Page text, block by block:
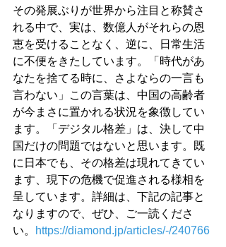
その発展ぶりが世界から注目と称賛さ
れる中で、 実は、数億人がそれらの恩
恵を受けることなく、 逆に、日常生活
に不便をきたしています。
「時代があ
なたを捨てる時に、さよならの一言も
言わない」
この言葉は、中国の高齢者
が今まさに置かれる状況を象徴してい
ます。
「デジタル格差」は、決して中
国だけの問題ではないと思います。
既
に日本でも、その格差は現れてきてい
ます、 現下の危機で促進される様相を
呈しています。 詳細は、下記の記事と
なりますので、ぜひ、ご一読くださ
い。
https://diamond.jp/articles/-/240766